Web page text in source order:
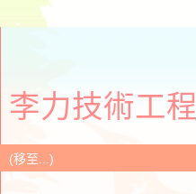
李力技術工程